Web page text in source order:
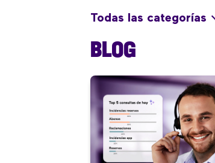
Todas las categorías
BLOG